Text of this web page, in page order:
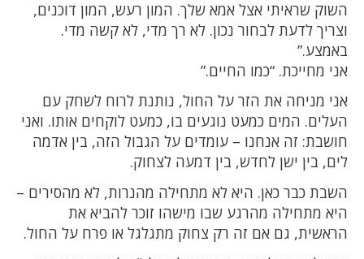
השוק שראיתי אצל אמא שלך. המון רעש, המון דוכנים,
וצריך לדעת לבחור נכון. לא רך מדי, לא קשה מדי.
באמצע.”
אני מחייכת. “כמו החיים.”
אני מניחה את הזר על החול, נותנת לרוח לשחק עם
העלים. המים כמעט נוגעים בו, כמעט לוקחים אותו. ואני
חושבת: זה אנחנו – עומדים על הגבול הזה, בין אדמה
לים, בין ישן לחדש, בין דמעה לצחוק.
השבת כבר כאן. היא לא מתחילה מהנרות, לא מהסירים –
היא מתחילה מהרגע שבו מישהו זוכר להביא את
הראשית, גם אם זה רק צחוק מתגלגל או פרח על החול.